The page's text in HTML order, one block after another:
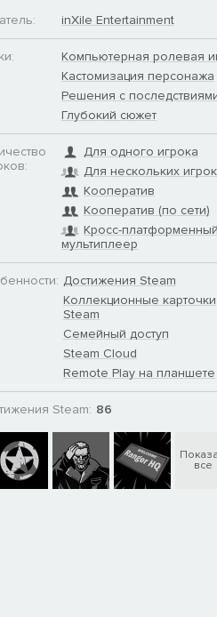
inXile Entertainment
Компьютерная ролевая
Кастомизация персонажа
Решения с
Глубокий сюжет
Для одного игрока
Для нескольких
Кооператив
Кооператив (по сети)
Кросс-платформенный
мультиплеер
Достижения Steam
Коллекционные карточки
Steam
Семейный доступ
Steam Cloud
Remote Play на планшете
Steam: 86
все